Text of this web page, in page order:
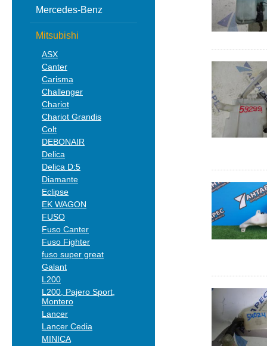
Mercedes-Benz
Mitsubishi
ASX
Canter
Carisma
Challenger
Chariot
Chariot Grandis
Colt
DEBONAIR
Delica
Delica D:5
Diamante
Eclipse
EK WAGON
FUSO
Fuso Canter
Fuso Fighter
fuso super great
Galant
L200
L200, Pajero Sport,
Montero
Lancer
Lancer Cedia
MINICA